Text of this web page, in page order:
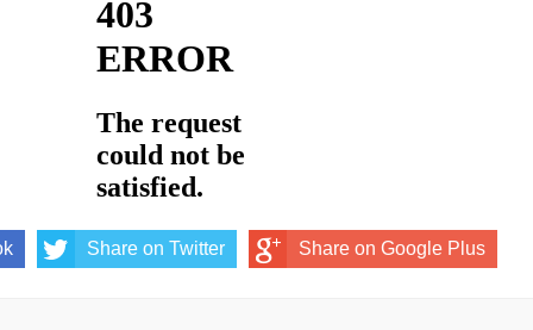
Share on Twitter Share on Google Plus